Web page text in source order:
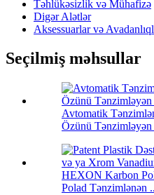
Təhlükəsizlik və Mühafizə
Digər Alətlər
Aksessuarlar və
Seçilmiş məhsullar
Avtomatik
Özünü Tənzimləyən
HEXON Karbon
Polad Tənzimlənən